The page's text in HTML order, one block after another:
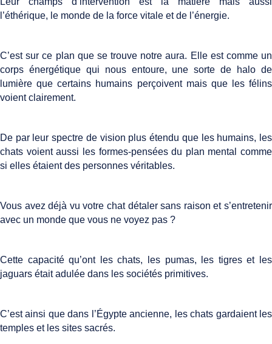
l’éthérique, le monde de la force vitale et de l’énergie.
C’est sur ce plan que se trouve notre aura. Elle est comme un
corps énergétique qui nous entoure, une sorte de halo de
lumière que certains humains perçoivent mais que les félins
voient clairement.
De par leur spectre de vision plus étendu que les humains, les
chats voient aussi les formes-pensées du plan mental comme
si elles étaient des personnes véritables.
Vous avez déjà vu votre chat détaler sans raison et s’entretenir
avec un monde que vous ne voyez pas ?
Cette capacité qu’ont les chats, les pumas, les tigres et les
jaguars était adulée dans les sociétés primitives.
C’est ainsi que dans l’Égypte ancienne, les chats gardaient les
temples et les sites sacrés.